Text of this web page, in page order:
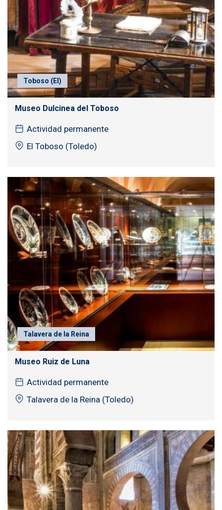
Toboso (El)
Museo Dulcinea del Toboso
Actividad permanente
El Toboso (Toledo)
Talavera de la Reina
Museo Ruiz de Luna
Actividad permanente
Talavera de la Reina (Toledo)